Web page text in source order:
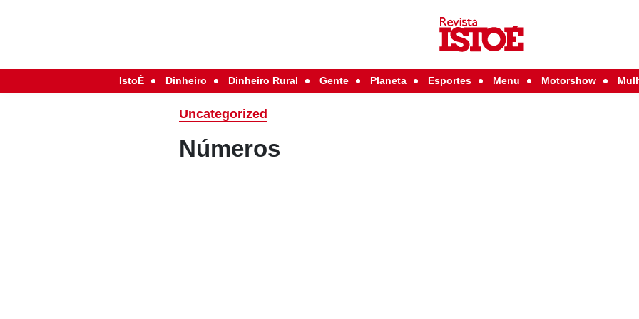
IstoÉ Dinheiro Dinheiro Rural Gente Planeta Esportes Menu Motorshow
Uncategorized
Números